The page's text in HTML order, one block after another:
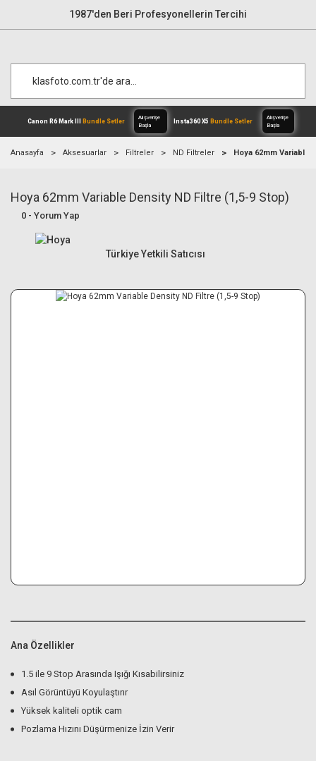
1987'den Beri Profesyonellerin Tercihi
Canon R6 Mark IIIBundle Setler
Alışverişe
Anasayfa Aksesuarlar Filtreler ND Filtreler Hoya 62mm Variable
Hoya 62mm Variable Density ND Filtre (1,5-9 Stop)
0 - Yorum Yap
Türkiye Yetkili Satıcısı
Ana Özellikler
1.5 ile 9 Stop Arasında Işığı Kısabilirsiniz
Asıl Görüntüyü Koyulaştırır
Yüksek kaliteli optik cam
Pozlama Hızını Düşürmenize İzin Verir